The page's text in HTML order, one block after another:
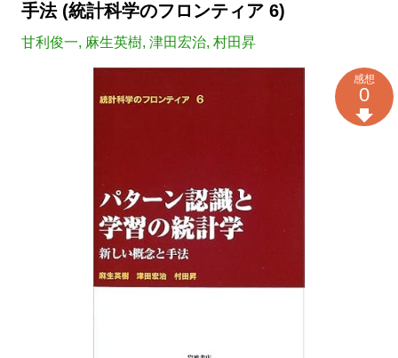
手法 (統計科学のフロンティア 6)
甘利俊一, 麻生英樹, 津田宏治, 村田昇
感想
0